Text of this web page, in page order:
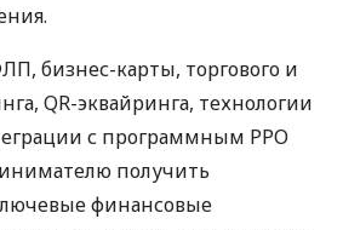
бизнес-карты, торгового и
QR-эквайринга, технологии
с программным РРО
получить
финансовые